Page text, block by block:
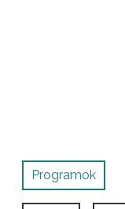
Programok